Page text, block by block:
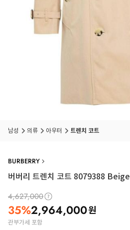
남성 의류 아우터 트렌치 코트
BURBERRY
버버리 트렌치 코트 8079388 Beige
4,627,000
35%2,964,000원
관부가세 포함